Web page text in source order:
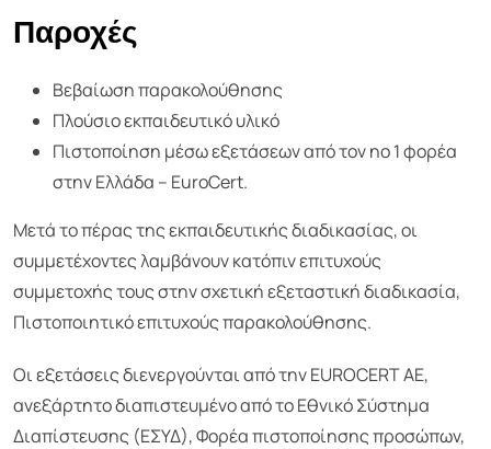
Παροχές
Βεβαίωση παρακολούθησης
Πλούσιο εκπαιδευτικό υλικό
Πιστοποίηση μέσω εξετάσεων από τον no 1 φορέα
στην Ελλάδα – EuroCert.
Μετά το πέρας της εκπαιδευτικής διαδικασίας, οι
συμμετέχοντες λαμβάνουν κατόπιν επιτυχούς
συμμετοχής τους στην σχετική εξεταστική διαδικασία,
Πιστοποιητικό επιτυχούς παρακολούθησης.
Οι εξετάσεις διενεργούνται από την EUROCERT AE,
ανεξάρτητο διαπιστευμένο από το Εθνικό Σύστημα
Διαπίστευσης (ΕΣΥΔ), Φορέα πιστοποίησης προσώπων,